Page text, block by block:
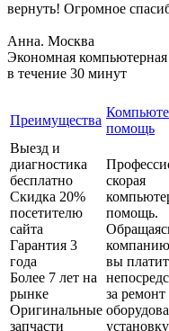
вернуть! Огромное
Анна. Москва
Экономная
в течение 30 минут
Преимущества
помощь
Выезд и
диагностика
бесплатно
Скидка 20%
посетителю
сайта
Гарантия 3
года
Более 7 лет на
рынке
Оригинальные
запчасти
скорая
помощь.
вы
за ремонт
установку